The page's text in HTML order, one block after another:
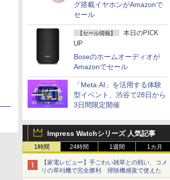
グ搭載イヤホンがAmazonで
セール
【セール情報】
本日のPICK
UP
Boseのホームオーディオが
Amazonでセール
「Meta AI」を活用する体験
型イベント、渋谷で28日から
3日間限定開催
Impress Watchシリーズ 人気記事
1時間 24時間 1週間 1カ月
【家電レビュー】手ごわい雑草との戦い、コメ
リの草刈機で完全勝利 掃除機感覚で使えた